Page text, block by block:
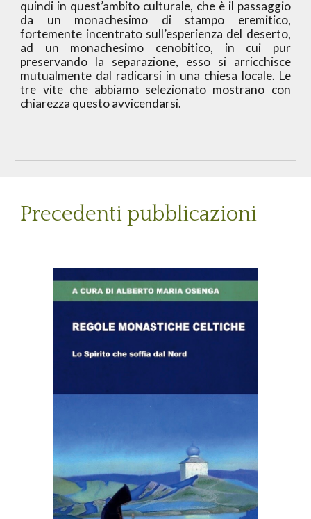
quindi in quest’ambito culturale, che è il passaggio
da un monachesimo di stampo eremitico,
fortemente incentrato sull’esperienza del deserto,
ad un monachesimo cenobitico, in cui pur
preservando la separazione, esso si arricchisce
mutualmente dal radicarsi in una chiesa locale. Le
tre vite che abbiamo selezionato mostrano con
chiarezza questo avvicendarsi.
Precedenti pubblicazioni